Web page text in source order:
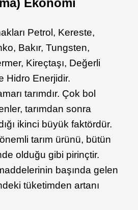
Ekonomi
Petrol, Kereste,
Bakır, Tungsten,
Kireçtaşı, Değerli
Hidro Enerjidir.
tarımdır. Çok bol
tarımdan sonra
ikinci büyük faktördür.
tarım ürünü, bütün
olduğu gibi pirinçtir.
başında gelen
tüketimden artanı